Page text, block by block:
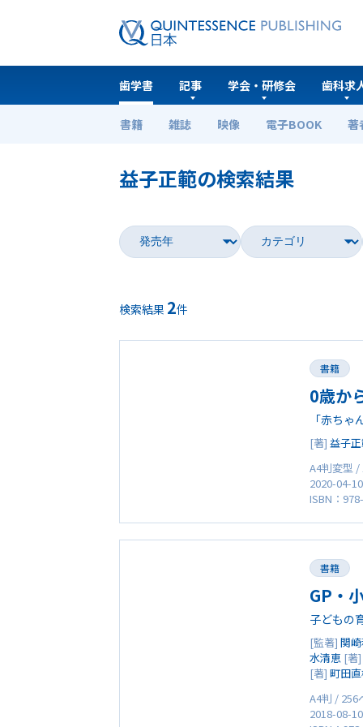
歯学書
書籍 雑誌 映像 電子BOOK 著
記事 学会・研修会 歯科求
ホーム 歯学書
益子正範の検索結果
検索結果 2件
書籍
0歳か
「赤ち
[著] 益子
A4判変型 /
2020-04-
ISBN：
書籍
GP・
子どもの
[監著] 関
水清恵 [著]
[著] 町田
A4判 / 256
2018-08-